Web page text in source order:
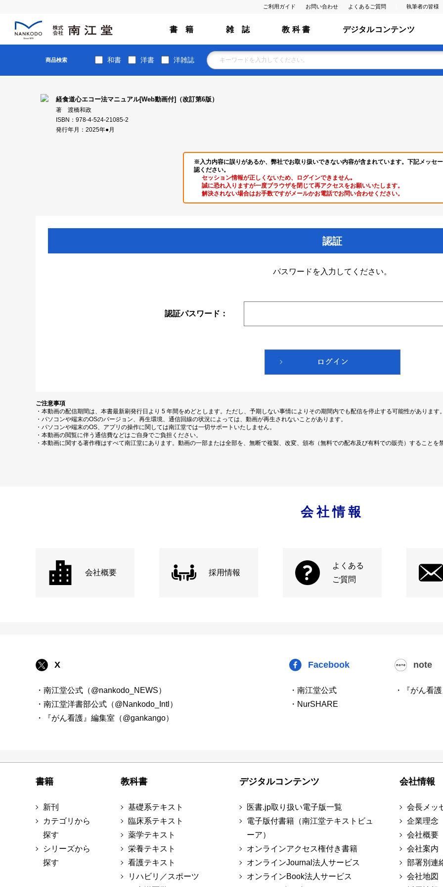
ご利用ガイド お問い合わせ よくあるご質問 執筆者の皆様
書 籍 雑 誌 教 科 書 デジタルコンテンツ
商品検索 和書 洋書 洋雑誌
経食道心エコー法マニュアル[Web動画付]（改訂第6版）
著 渡橋和政
ISBN：978-4-524-21085-2
発行年月：2025年●月
※入力内容に誤りがあるか、弊社でお取り扱いできない内容が含まれています。下記メッセ
認ください。
セッション情報が正しくないため、ログインできません｡
誠に恐れ入りますが一度ブラウザを閉じて再アクセスをお願いいたします。
解決されない場合はお手数ですがメールかお電話でお問い合わせください。
認証
パスワードを入力してください。
認証パスワード：
ご注意事項
・本動画の配信期間は、本書最新刷発行日より 5 年間をめどとします。ただし、予期しない事情によりその期間内でも配信を停止する可能性があります。
・パソコンや端末のOSのバージョン、再生環境、通信回線の状況によっては、動画が再生されないことがあります。
・パソコンや端末のOS、アプリの操作に関しては南江堂では一切サポートいたしません。
・本動画の閲覧に伴う通信費などはご自身でご負担ください。
・本動画に関する著作権はすべて南江堂にあります。動画の一部または全部を、無断で複製、改変、頒布（無料での配布及び有料での販売）することを
会社情報
会社概要 採用情報
よくある
ご質問
X
・南江堂公式（@nankodo_NEWS）
・南江堂洋書部公式（@Nankodo_Intl）
・『がん看護』編集室（@gankango）
Facebook
・南江堂公式
・NurSHARE
note
・『がん看
書籍
新刊
カテゴリから
探す
シリーズから
探す
教科書
基礎系テキスト
臨床系テキスト
薬学テキスト
栄養テキスト
看護テキスト
リハビリ／スポーツ
デジタルコンテンツ
医書.jp取り扱い電子版一覧
電子版付書籍（南江堂テキストビュ
ーア）
オンラインアクセス権付き書籍
オンラインJournal法人サービス
オンラインBook法人サービス
会社情報
会長メッ
企業理念
会社概要
会社案内
部署別連
会社地図